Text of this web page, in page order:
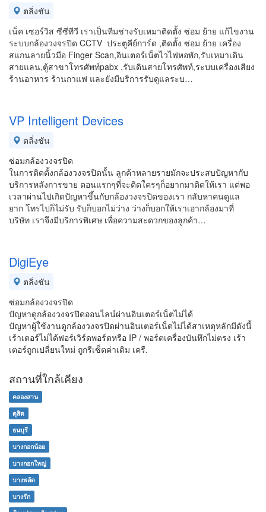
ตลิ่งชัน
เน็ค เซอร์วิส ซีซีทีวี เราเป็นทีมช่างรับเหมาติดตั้ง ซ่อม ย้าย แก้ไขงาน
ระบบกล้องวงจรปิด CCTV ประตูคีย์การ์ด ,ติดตั้ง ซ่อม ย้าย เครื่อง
สแกนลายนิ้วมือ Finger Scan,อินเตอร์เน็ตไวไฟหอพัก,รับเหมาเดิน
สายแลน,ตู้สาขาโทรศัพท์pabx ,รับเดินสายโทรศัพท์,ระบบเครื่องเสียง
ร้านอาหาร ร้านกาแฟ และยังมีบริการรับดูแลระบ…
VP Intelligent Devices
ตลิ่งชัน
ซ่อมกล้องวงจรปิด
ในการติดตั้งกล้องวงจรปิดนั้น ลูกค้าหลายรายมักจะประสบปัญหากับ
บริการหลังการขาย ตอนแรกๆที่จะติดใครๆก็อยากมาติดให้เรา แต่พอ
เวลาผ่านไปเกิดปัญหาขึ้นกับกล้องวงจรปิดของเรา กลับหาคนดูแล
ยาก โทรไปก็ไม่รับ รับก็บอกไม่ว่าง ว่างก็บอกให้เราเอากล้องมาที่
บริษัท เราจึงมีบริการพิเศษ เพื่อความสะดวกของลูกค้า…
DigiEye
ตลิ่งชัน
ซ่อมกล้องวงจรปิด
ปัญหาดูกล้องวงจรปิดออนไลน์ผ่านอินเตอร์เน็ตไม่ได้
ปัญหาผู้ใช้งานดูกล้องวงจรปิดผ่านอินเตอร์เน็ตไม่ได้สาเหตุหลักมีดังนี้
เร้าเตอร์ไม่ได้ฟอร์เวิร์ดพอร์ตหรือ IP / พอร์ตเครื่องบันทึกไม่ตรง เร้า
เตอร์ถูกเปลี่ยนใหม่ ถูกรีเซ็ตค่าเดิม เครื.
สถานที่ใกล้เคียง
คลองสาน
ดุสิต
ธนบุรี
บางกอกน้อย
บางกอกใหญ่
บางพลัด
บางรัก